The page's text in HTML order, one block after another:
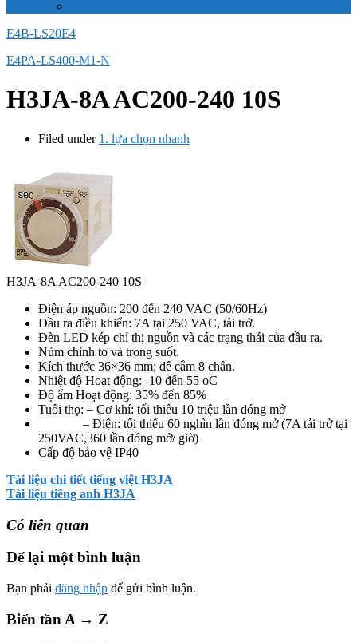
E4B-LS20E4
E4PA-LS400-M1-N
H3JA-8A AC200-240 10S
Filed under 1. lựa chọn nhanh
H3JA-8A AC200-240 10S
Điện áp nguồn: 200 đến 240 VAC (50/60Hz)
Đầu ra điều khiển: 7A tại 250 VAC, tải trở.
Đèn LED kép chỉ thị nguồn và các trạng thái của đầu ra.
Núm chỉnh to và trong suốt.
Kích thước 36×36 mm; đế cắm 8 chân.
Nhiệt độ Hoạt động: -10 đến 55 oC
Độ ẩm Hoạt động: 35% đến 85%
Tuổi thọ: – Cơ khí: tối thiểu 10 triệu lần đóng mở
– Điện: tối thiểu 60 nghìn lần đóng mở (7A tải trở tại
250VAC,360 lần đóng mở/ giờ)
Cấp độ bảo vệ IP40
Tài liệu chi tiết tiếng việt H3JA
Tài liệu tiếng anh H3JA
Có liên quan
Để lại một bình luận
Bạn phải đăng nhập để gửi bình luận.
Biến tần A → Z